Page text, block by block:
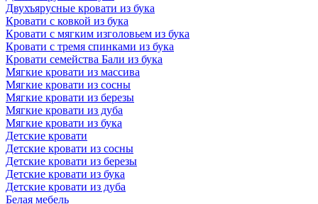
Двухъярусные кровати из бука
Кровати с ковкой из бука
Кровати с мягким изголовьем из бука
Кровати с тремя спинками из бука
Кровати семейства Бали из бука
Мягкие кровати из массива
Мягкие кровати из сосны
Мягкие кровати из березы
Мягкие кровати из дуба
Мягкие кровати из бука
Детские кровати
Детские кровати из сосны
Детские кровати из березы
Детские кровати из бука
Детские кровати из дуба
Белая мебель